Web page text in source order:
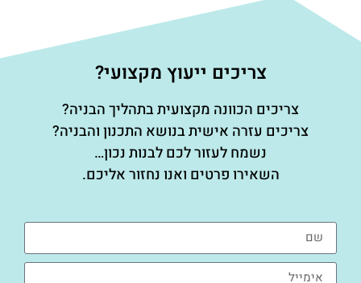
צריכים ייעוץ מקצועי?
צריכים הכוונה מקצועית בתהליך הבניה?
צריכים עזרה אישית בנושא התכנון והבניה?
נשמח לעזור לכם לבנות נכון…
השאירו פרטים ואנו נחזור אליכם.